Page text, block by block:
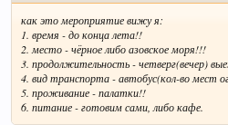
как это мероприятие вижу я:
1. время - до конца лета!!
2. место - чёрное либо азовское моря!!!
3. продолжительность - четверг(вечер)
4. вид транспорта - автобус(кол-во мест
5. проживание - палатки!!
6. питание - готовим сами, либо кафе.